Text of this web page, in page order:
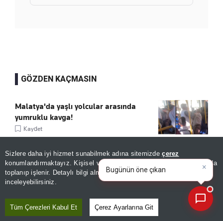
Sizlere daha iyi hizmet sunabilmek adına sitemizdeçerez
konumlandırmaktayız. Kişisel verileriniz, KVKK ve GDPR kapsamında
toplanıp işlenir. Detaylı bilgi almak içinAydınlatma Metnimizi
inceleyebilirsiniz.
Tüm Çerezleri Kabul Et Çerez Ayarlarına Git
GÖZDEN KAÇMASIN
Malatya'da yaşlı yolcular arasında
yumruklu kavga!
Kaydet
Suça sürüklenen çocuklara ilişkin
düzenleme kabul edildi
Kaydet
Fidan, Mekke Anlaşması'nın perde
×
Bugünün öne çıkan manşetleri
ve gelişmeleri neler?